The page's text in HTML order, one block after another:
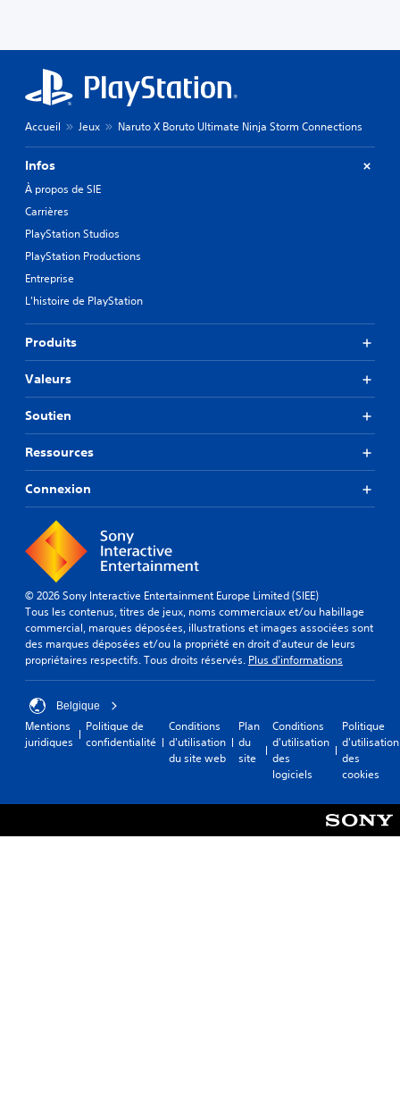
Accueil Jeux Naruto X Boruto Ultimate Ninja Storm Connections
Infos
À propos de SIE
Carrières
PlayStation Studios
PlayStation Productions
Entreprise
L'histoire de PlayStation
Produits
Valeurs
Soutien
Ressources
Connexion
© 2026 Sony Interactive Entertainment Europe Limited (SIEE)
Tous les contenus, titres de jeux, noms commerciaux et/ou habillage
commercial, marques déposées, illustrations et images associées sont
des marques déposées et/ou la propriété en droit d'auteur de leurs
propriétaires respectifs. Tous droits réservés. Plus d'informations
Belgique
Mentions
juridiques
Politique de
confidentialité
Conditions
d'utilisation
du site web
Plan
du
site
Conditions
d'utilisation
des
logiciels
Politique
d'utilisation
des
cookies